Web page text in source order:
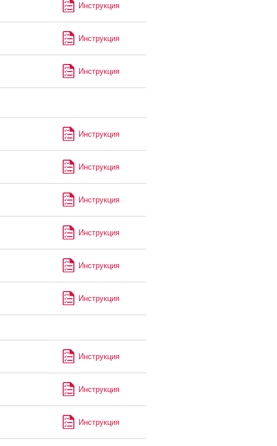
Инструкция
Инструкция
Инструкция
Инструкция
Инструкция
Инструкция
Инструкция
Инструкция
Инструкция
Инструкция
Инструкция
Инструкция